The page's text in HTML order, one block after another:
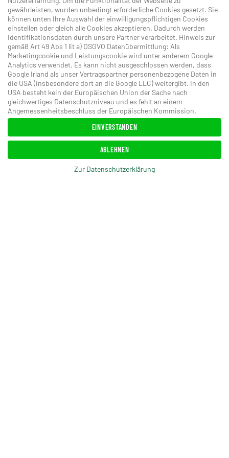
KleinkirchheimexklusivbeiDirektbuchung
GUT Trattlerhof & Chalets.
Mit der Alpe-Adria-Golf Cardspielen Sie zusätzlich
mit 15 Mitgliedsgolfplätzen in Kärnten, Italien und
Slowenien. Im Oktober gilt hierbei der 2für1 Vorteil.
LAGE
Hotel GUT Trattlerhof & Chalets****S
A-9546 Bad Kleinkirchheim
Österreich
+43 (0) 4240 8172
gewährleisten, wurden unbedingt erforderliche Cookies gesetzt. Sie
können unten Ihre Auswahl der einwilligungspflichtigen Cookies
einstellen oder gleich alle Cookies akzeptieren. Dadurch werden
Identifikationsdaten durch unsere Partner verarbeitet. Hinweis zur
gemäß Art 49 Abs 1 lit a) DSGVO Datenübermittlung: Als
Marketingcookie und Leistungscookie wird unter anderem Google
Analytics verwendet. Es kann nicht ausgeschlossen werden, dass
Google Irland als unser Vertragspartner personenbezogene Daten in
die USA (insbesondere dort an die Google LLC) weitergibt. In den
USA besteht kein der Europäischen Union der Sache nach
gleichwertiges Datenschutzniveau und es fehlt an einem
Angemessenheitsbeschluss der Europäischen Kommission.
EINVERSTANDEN
ABLEHNEN
Zur Datenschutzerklärung